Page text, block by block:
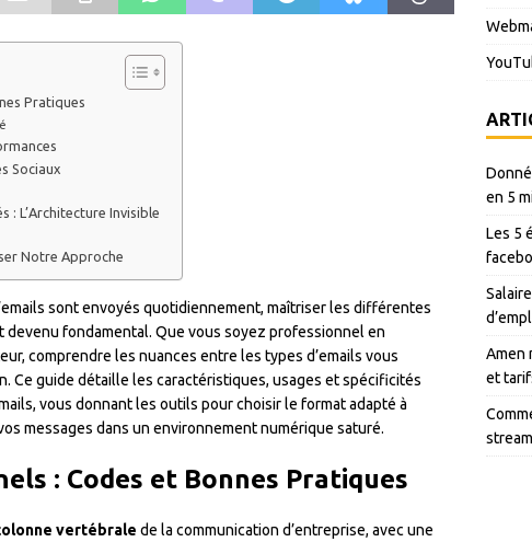
Pratiques
Sociaux
: L’Architecture Invisible
Notre Approche
sont envoyés quotidiennement, maîtriser les différentes
fondamental. Que vous soyez professionnel en
comprendre les nuances entre les types d’emails vous
Ce guide détaille les caractéristiques, usages et spécificités
vous donnant les outils pour choisir le format adapté à
messages dans un environnement numérique saturé.
: Codes et Bonnes Pratiques
vertébrale de la communication d’entreprise, avec une
en 5
Les 5
Amen
et